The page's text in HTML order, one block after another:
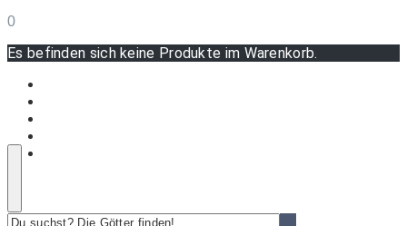
0
Es befinden sich keine Produkte im Warenkorb.